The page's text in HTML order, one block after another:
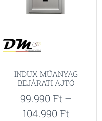
INDUX MŰANYAG
BEJÁRATI AJTÓ
99.990 Ft –
104.990 Ft